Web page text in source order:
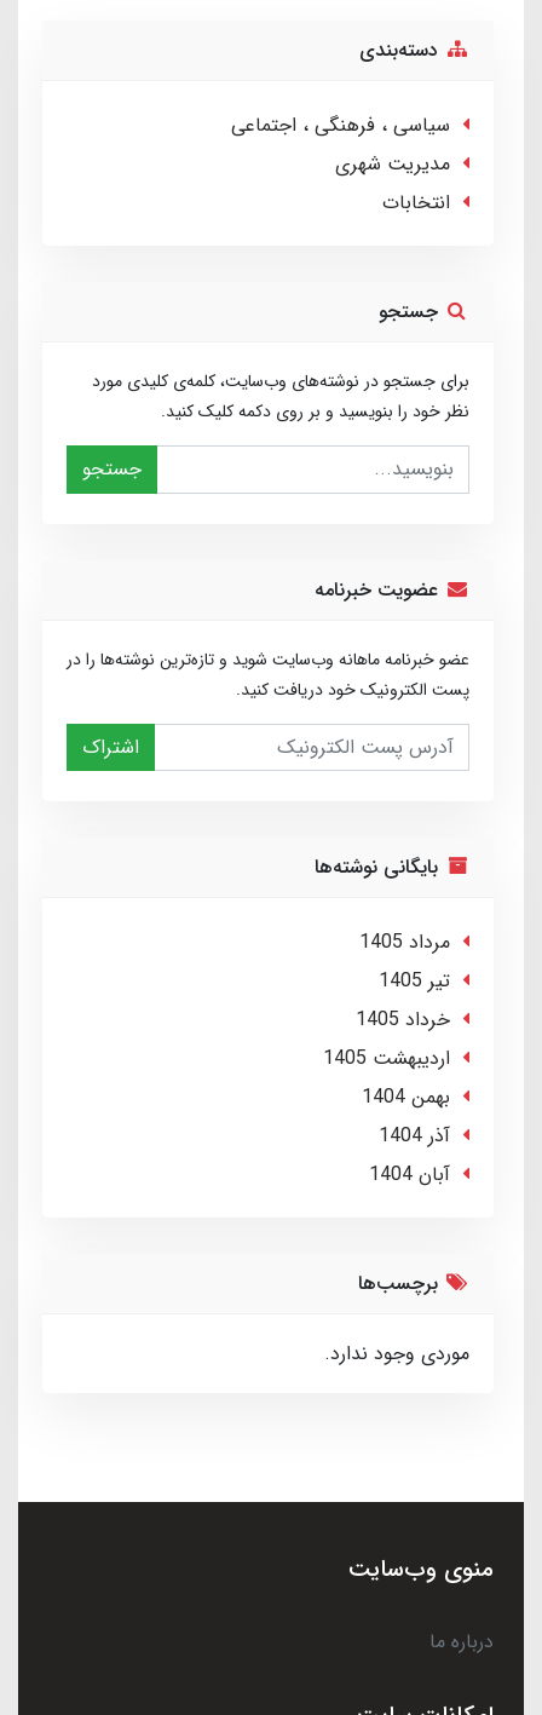
دسته‌بندی
سیاسی ، فرهنگی ، اجتماعی
مدیریت شهری
انتخابات
جستجو
برای جستجو در نوشته‌های وب‌سایت، کلمه‌ی کلیدی مورد
نظر خود را بنویسید و بر روی دکمه کلیک کنید.
جستجو
عضویت خبرنامه
عضو خبرنامه ماهانه وب‌سایت شوید و تازه‌ترین نوشته‌ها را در
پست الکترونیک خود دریافت کنید.
اشتراک
بایگانی نوشته‌ها
مرداد 1405
تير 1405
خرداد 1405
ارديبهشت 1405
بهمن 1404
آذر 1404
آبان 1404
برچسب‌ها
موردی وجود ندارد.
منوی وب‌سایت
درباره ما